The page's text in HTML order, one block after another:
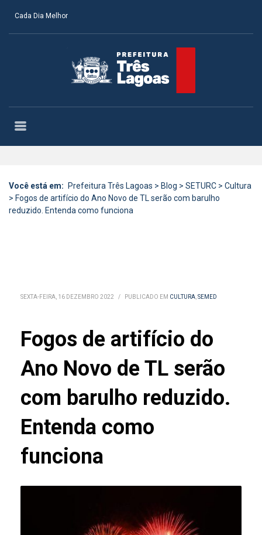
Cada Dia Melhor
Você está em: Prefeitura Três Lagoas > Blog > SETURC > Cultura
> Fogos de artifício do Ano Novo de TL serão com barulho
reduzido. Entenda como funciona
SEXTA-FEIRA, 16 DEZEMBRO 2022 / PUBLICADO EM CULTURA,SEMED
Fogos de artifício do
Ano Novo de TL serão
com barulho reduzido.
Entenda como
funciona